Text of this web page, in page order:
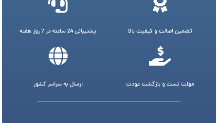
تضمین اصالت و کیفیت بالا پشتیبانی 24 ساعته در 7 روز هفته
مهلت تست و بازگشت عودت ارسال به سراسر کشور